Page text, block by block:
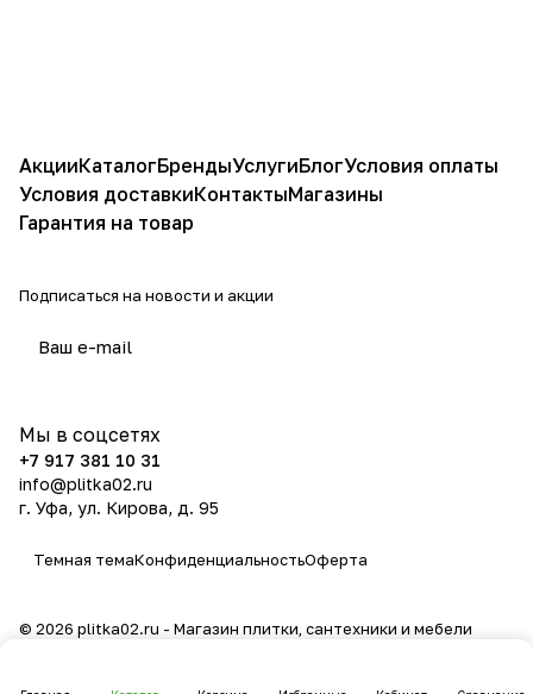
АкцииКаталогБрендыУслугиБлогУсловия оплаты
Условия доставкиКонтактыМагазины
Гарантия на товар
Подписаться на новости и акции
Мы в соцсетях
+7 917 381 10 31
info@plitka02.ru
г. Уфа, ул. Кирова, д. 95
Темная темаКонфиденциальностьОферта
© 2026 plitka02.ru - Магазин плитки, сантехники и мебели